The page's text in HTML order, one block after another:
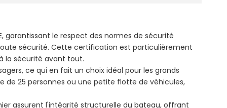
garantissant le respect des normes de sécurité
sécurité. Cette certification est particulièrement
la sécurité avant tout.
ce qui en fait un choix idéal pour les grands
de 25 personnes ou une petite flotte de véhicules,
assurent l'intégrité structurelle du bateau, offrant